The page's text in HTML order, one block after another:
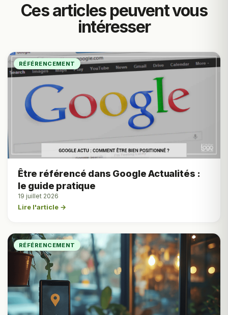
Ces articles peuvent vous
intéresser
RÉFÉRENCEMENT
Être référencé dans Google Actualités :
le guide pratique
19 juillet 2026
Lire l'article →
RÉFÉRENCEMENT